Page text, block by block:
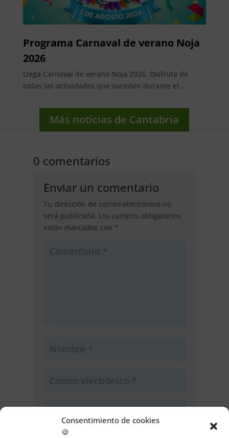
Consentimiento de cookies
🍪
Programa Carnaval de verano Noja
2026
Llega Carnaval de verano Noja 2026. Disfruta de
todas las actividades que suceden durante el...
Más noticias de Cantabria
0 comentarios
Enviar un comentario
Tu dirección de correo electrónico no
será publicada. Los campos obligatorios
están marcados con *